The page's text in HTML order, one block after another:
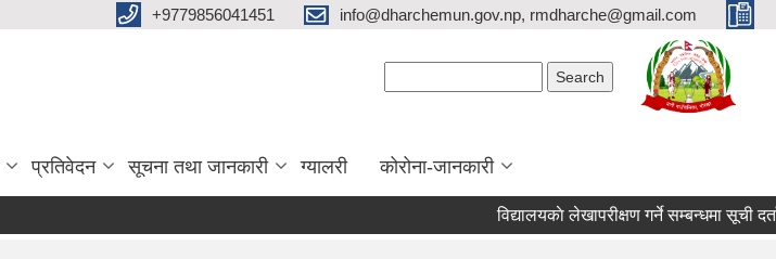
+9779856041451 info@dharchemun.gov.np, rmdharche@gmail.com
प्रतिवेदन सूचना तथा जानकारी ग्यालरी कोरोना-जानकारी
विद्यालयकाे लेखापरीक्षण गर्ने सम्बन्धमा सूची दर्ता